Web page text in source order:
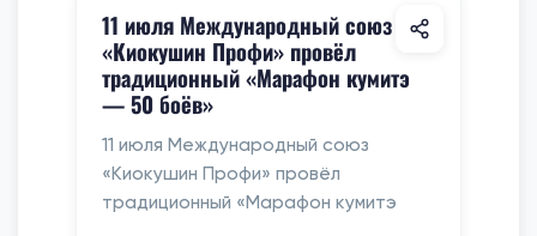
11 июля Международный союз
«Киокушин Профи» провёл
традиционный «Марафон кумитэ
— 50 боёв»
11 июля Международный союз
«Киокушин Профи» провёл
традиционный «Марафон кумитэ